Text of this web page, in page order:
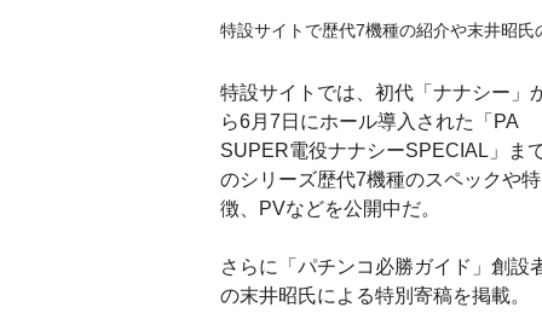
特設サイトで歴代7機種の紹介や末井昭氏
特設サイトでは、初代「ナナシー」
ら6月7日にホール導入された「PA
SUPER電役ナナシーSPECIAL」ま
のシリーズ歴代7機種のスペックや特
徴、PVなどを公開中だ。
さらに「パチンコ必勝ガイド」創設
の末井昭氏による特別寄稿を掲載。